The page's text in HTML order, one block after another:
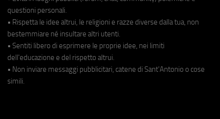
questioni personali.
• Rispetta le idee altrui, le religioni e razze diverse dalla tua, non
bestemmiare né insultare altri utenti.
• Sentiti libero di esprimere le proprie idee, nei limiti
dell'educazione e del rispetto altrui.
• Non inviare messaggi pubblicitari, catene di Sant'Antonio o cose
simili.